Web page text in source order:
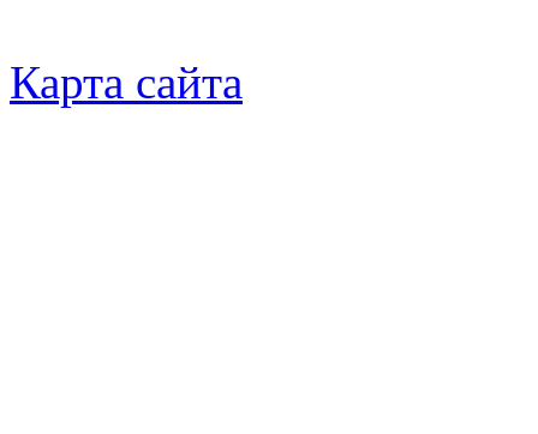
Карта сайта